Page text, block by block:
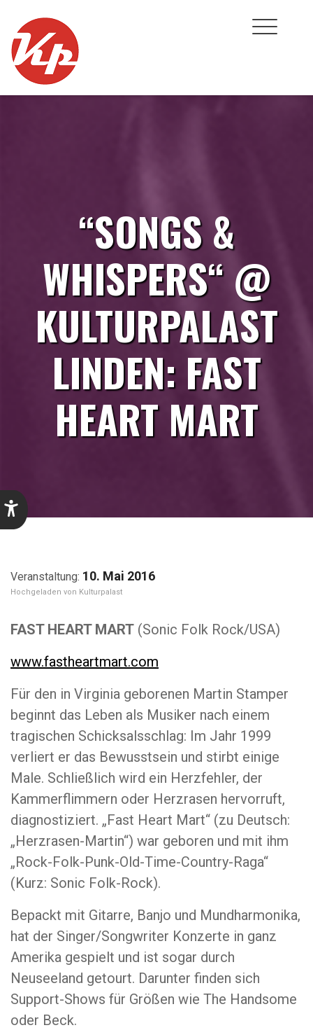
content
“SONGS &
WHISPERS“ @
KULTURPALAST
LINDEN: FAST
HEART MART
10. Mai 2016
Kulturpalast
FAST HEART MART (Sonic Folk Rock/USA)
www.fastheartmart.com
Für den in Virginia geborenen Martin Stamper
beginnt das Leben als Musiker nach einem
tragischen Schicksalsschlag: Im Jahr 1999
verliert er das Bewusstsein und stirbt einige
Male. Schließlich wird ein Herzfehler, der
Kammerflimmern oder Herzrasen hervorruft,
diagnostiziert. „Fast Heart Mart“ (zu Deutsch:
„Herzrasen-Martin“) war geboren und mit ihm
„Rock-Folk-Punk-Old-Time-Country-Raga“
(Kurz: Sonic Folk-Rock).
Bepackt mit Gitarre, Banjo und Mundharmonika,
hat der Singer/Songwriter Konzerte in ganz
Amerika gespielt und ist sogar durch
Neuseeland getourt. Darunter finden sich
Support-Shows für Größen wie The Handsome
oder Beck.